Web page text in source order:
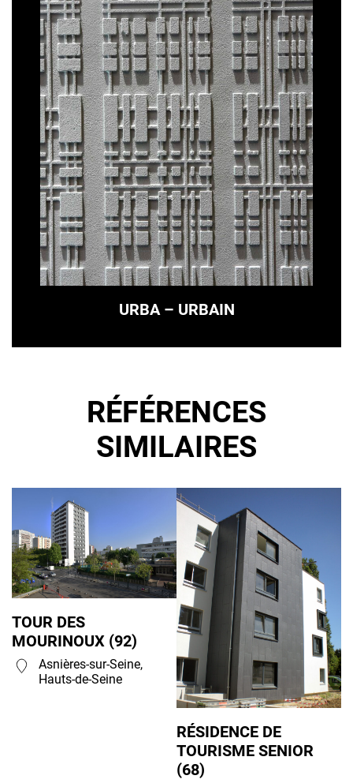
URBA – URBAIN
RÉFÉRENCES
SIMILAIRES
TOUR DES
MOURINOUX (92)
Asnières-sur-Seine,
Hauts-de-Seine
RÉSIDENCE DE
TOURISME SENIOR
(68)